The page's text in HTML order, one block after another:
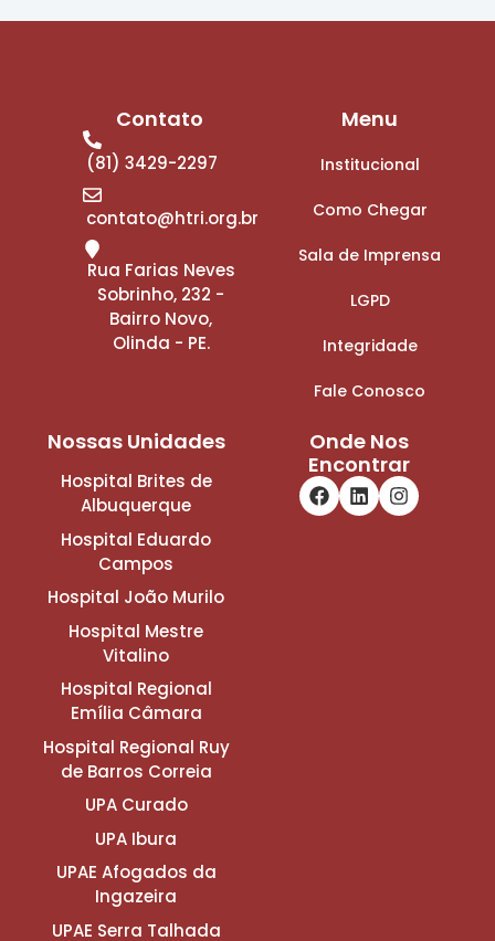
Contato
(81) 3429-2297
contato@htri.org.br
Rua Farias Neves
Sobrinho, 232 -
Bairro Novo,
Olinda - PE.
Menu
Institucional
Como Chegar
Sala de Imprensa
LGPD
Integridade
Fale Conosco
Nossas Unidades
Hospital Brites de
Albuquerque
Hospital Eduardo
Campos
Hospital João Murilo
Hospital Mestre
Vitalino
Hospital Regional
Emília Câmara
Hospital Regional Ruy
de Barros Correia
UPA Curado
UPA Ibura
UPAE Afogados da
Ingazeira
UPAE Serra Talhada
Onde Nos
Encontrar